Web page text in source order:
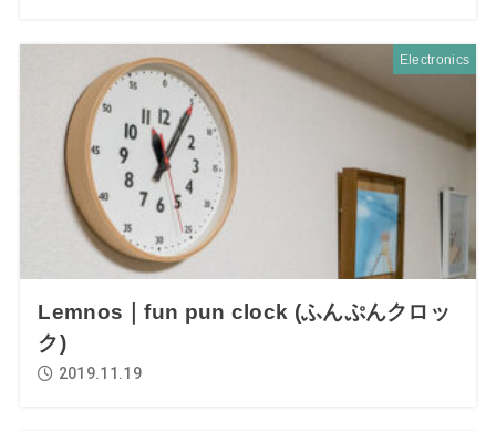
Electronics
Lemnos｜fun pun clock (ふんぷんクロッ
ク)
2019.11.19